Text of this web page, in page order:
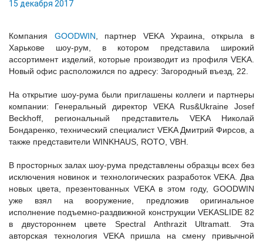
15 декабря 2017
Компания GOODWIN , партнер VEKA Украина, открыла в
Харькове шоу-рум, в котором представила широкий
ассортимент изделий, которые производит из профиля VEKA.
Новый офис расположился по адресу: Загородный въезд, 22.
На открытие шоу-рума были приглашены коллеги и партнеры
компании: Генеральный директор VEKA Rus&Ukraine Josef
Beckhoff, региональный представитель VEKA Николай
Бондаренко, технический специалист VEKA Дмитрий Фирсов, а
также представители WINKHAUS, ROTO, VBH.
В просторных залах шоу-рума представлены образцы всех без
исключения новинок и технологических разработок VEKA. Два
новых цвета, презентованных VEKA в этом году, GOODWIN
уже взял на вооружение, предложив оригинальное
исполнение подъемно-раздвижной конструкции VEKASLIDE 82
в двустороннем цвете Spectral Anthrazit Ultramatt. Эта
авторская технология VEKA пришла на смену привычной